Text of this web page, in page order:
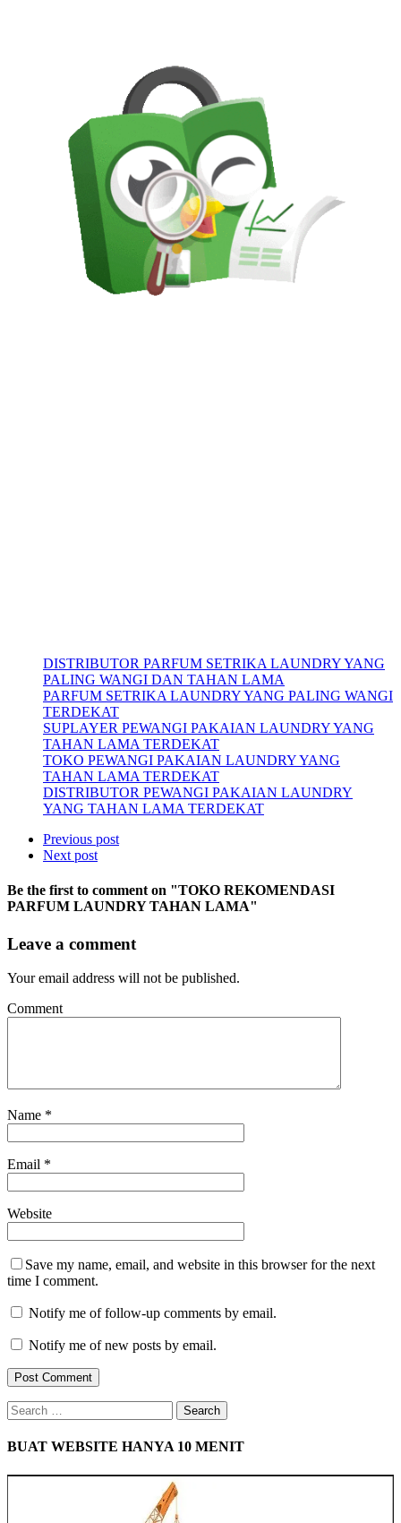
DISTRIBUTOR PARFUM SETRIKA LAUNDRY YANG
PALING WANGI DAN TAHAN LAMA
PARFUM SETRIKA LAUNDRY YANG PALING WANGI
TERDEKAT
SUPLAYER PEWANGI PAKAIAN LAUNDRY YANG
TAHAN LAMA TERDEKAT
TOKO PEWANGI PAKAIAN LAUNDRY YANG
TAHAN LAMA TERDEKAT
DISTRIBUTOR PEWANGI PAKAIAN LAUNDRY
YANG TAHAN LAMA TERDEKAT
Previous post
Next post
Be the first to comment on "TOKO REKOMENDASI
PARFUM LAUNDRY TAHAN LAMA"
Leave a comment
Your email address will not be published.
Comment
Name *
Email *
Website
Save my name, email, and website in this browser for the next
time I comment.
Notify me of follow-up comments by email.
Notify me of new posts by email.
Search
for:
BUAT WEBSITE HANYA 10 MENIT